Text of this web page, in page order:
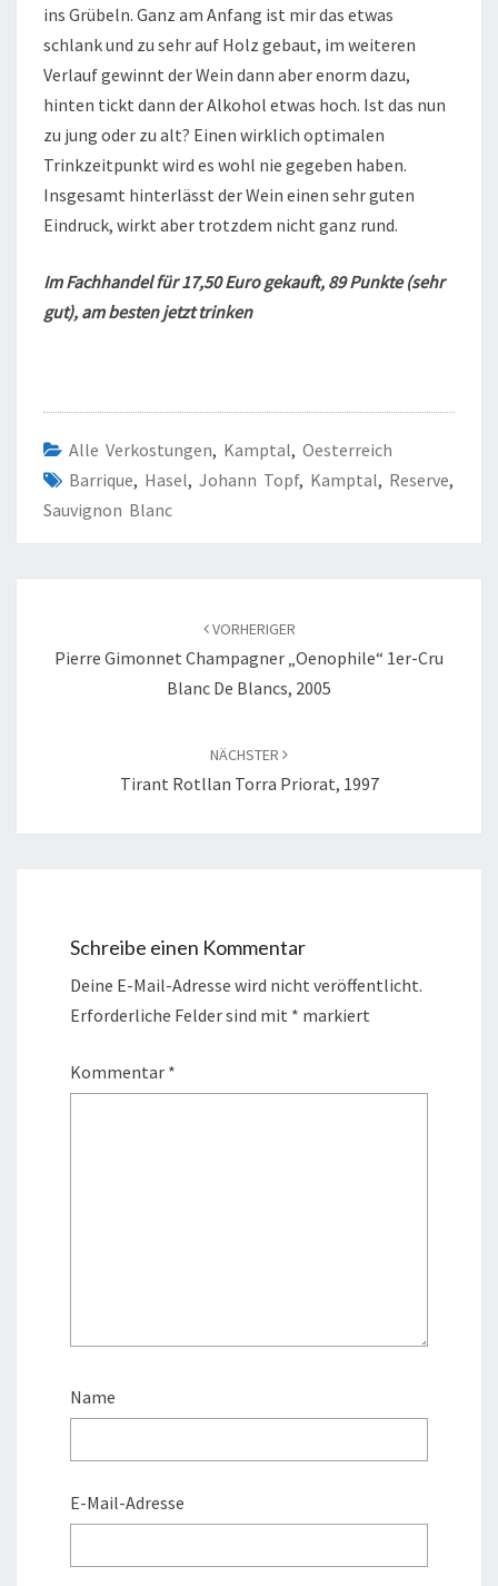
ins Grübeln. Ganz am Anfang ist mir das etwas
schlank und zu sehr auf Holz gebaut, im weiteren
Verlauf gewinnt der Wein dann aber enorm dazu,
hinten tickt dann der Alkohol etwas hoch. Ist das nun
zu jung oder zu alt? Einen wirklich optimalen
Trinkzeitpunkt wird es wohl nie gegeben haben.
Insgesamt hinterlässt der Wein einen sehr guten
Eindruck, wirkt aber trotzdem nicht ganz rund.
Im Fachhandel für 17,50 Euro gekauft, 89 Punkte (sehr
gut), am besten jetzt trinken
Alle Verkostungen, Kamptal, Oesterreich
Barrique, Hasel, Johann Topf, Kamptal, Reserve,
Sauvignon Blanc
VORHERIGER
Pierre Gimonnet Champagner „Oenophile“ 1er-Cru
Blanc De Blancs, 2005
NÄCHSTER
Tirant Rotllan Torra Priorat, 1997
Schreibe einen Kommentar
Deine E-Mail-Adresse wird nicht veröffentlicht.
Erforderliche Felder sind mit * markiert
Kommentar *
Name
E-Mail-Adresse